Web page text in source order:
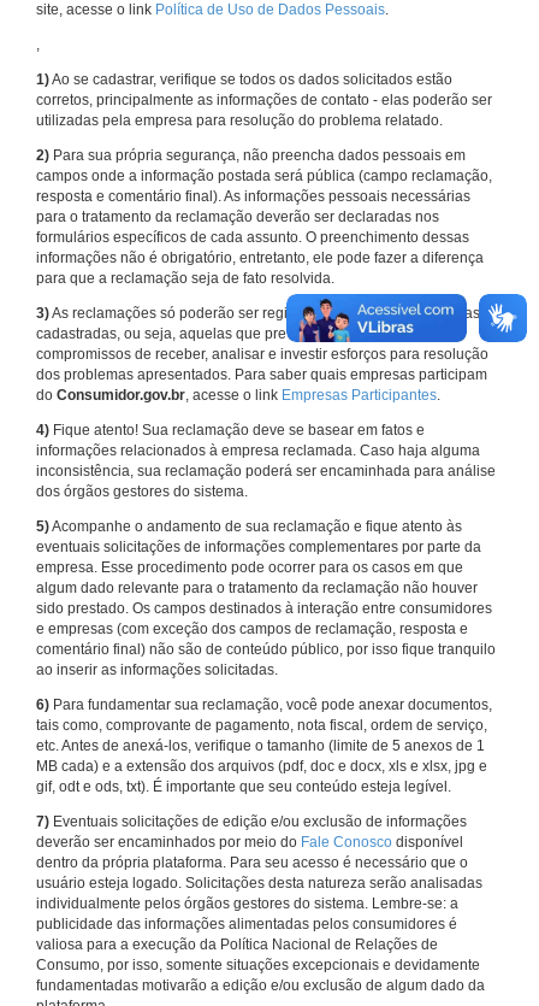
site, acesse o link Política de Uso de Dados Pessoais.
,
1)Ao se cadastrar, verifique se todos os dados solicitados estão
corretos, principalmente as informações de contato - elas poderão ser
utilizadas pela empresa para resolução do problema relatado.
2) Para sua própria segurança, não preencha dados pessoais em
campos onde a informação postada será pública (campo reclamação,
resposta e comentário final). As informações pessoais necessárias
para o tratamento da reclamação deverão ser declaradas nos
formulários específicos de cada assunto. O preenchimento dessas
informações não é obrigatório, entretanto, ele pode fazer a diferença
para que a reclamação seja de fato resolvida.
3)As reclamações só poderão ser registradas em face de empresas
cadastradas, ou seja, aquelas que previamente assumiram
compromissos de receber, analisar e investir esforços para resolução
dos problemas apresentados. Para saber quais empresas participam
do Consumidor.gov.br, acesse o link Empresas Participantes.
4) Fique atento! Sua reclamação deve se basear em fatos e
informações relacionados à empresa reclamada. Caso haja alguma
inconsistência, sua reclamação poderá ser encaminhada para análise
dos órgãos gestores do sistema.
5)Acompanhe o andamento de sua reclamação e fique atento às
eventuais solicitações de informações complementares por parte da
empresa. Esse procedimento pode ocorrer para os casos em que
algum dado relevante para o tratamento da reclamação não houver
sido prestado. Os campos destinados à interação entre consumidores
e empresas (com exceção dos campos de reclamação, resposta e
comentário final) não são de conteúdo público, por isso fique tranquilo
ao inserir as informações solicitadas.
6) Para fundamentar sua reclamação, você pode anexar documentos,
tais como, comprovante de pagamento, nota fiscal, ordem de serviço,
etc. Antes de anexá-los, verifique o tamanho (limite de 5 anexos de 1
MB cada) e a extensão dos arquivos (pdf, doc e docx, xls e xlsx, jpg e
gif, odt e ods, txt). É importante que seu conteúdo esteja legível.
7) Eventuais solicitações de edição e/ou exclusão de informações
deverão ser encaminhados por meio do Fale Conosco disponível
dentro da própria plataforma. Para seu acesso é necessário que o
usuário esteja logado. Solicitações desta natureza serão analisadas
individualmente pelos órgãos gestores do sistema. Lembre-se: a
publicidade das informações alimentadas pelos consumidores é
valiosa para a execução da Política Nacional de Relações de
Consumo, por isso, somente situações excepcionais e devidamente
fundamentadas motivarão a edição e/ou exclusão de algum dado da